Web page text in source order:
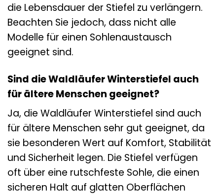
die Lebensdauer der Stiefel zu verlängern.
Beachten Sie jedoch, dass nicht alle
Modelle für einen Sohlenaustausch
geeignet sind.
Sind die Waldläufer Winterstiefel auch
für ältere Menschen geeignet?
Ja, die Waldläufer Winterstiefel sind auch
für ältere Menschen sehr gut geeignet, da
sie besonderen Wert auf Komfort, Stabilität
und Sicherheit legen. Die Stiefel verfügen
oft über eine rutschfeste Sohle, die einen
sicheren Halt auf glatten Oberflächen